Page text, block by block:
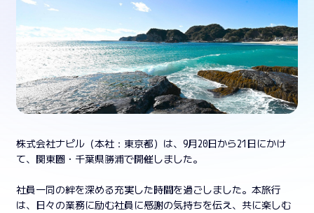
株式会社ナピル（本社：東京都）は、9月20日から21日にかけ
て、関東圏・千葉県勝浦で開催しました。
社員一同の絆を深める充実した時間を過ごしました。本旅行
は、日々の業務に励む社員に感謝の気持ちを伝え、共に楽しむ